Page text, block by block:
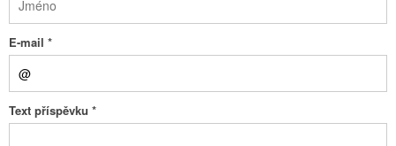
E-mail *
Text příspěvku *